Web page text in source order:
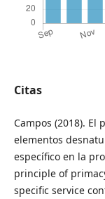
Citas
Campos (2018).
elementos
específico en la
principle of
specific service